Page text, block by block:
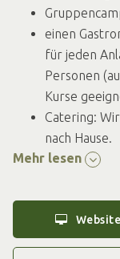
einen
für jeden
Personen
Kurse
Catering:
nach Hause.
eine
In der
Mehr lesen
Website